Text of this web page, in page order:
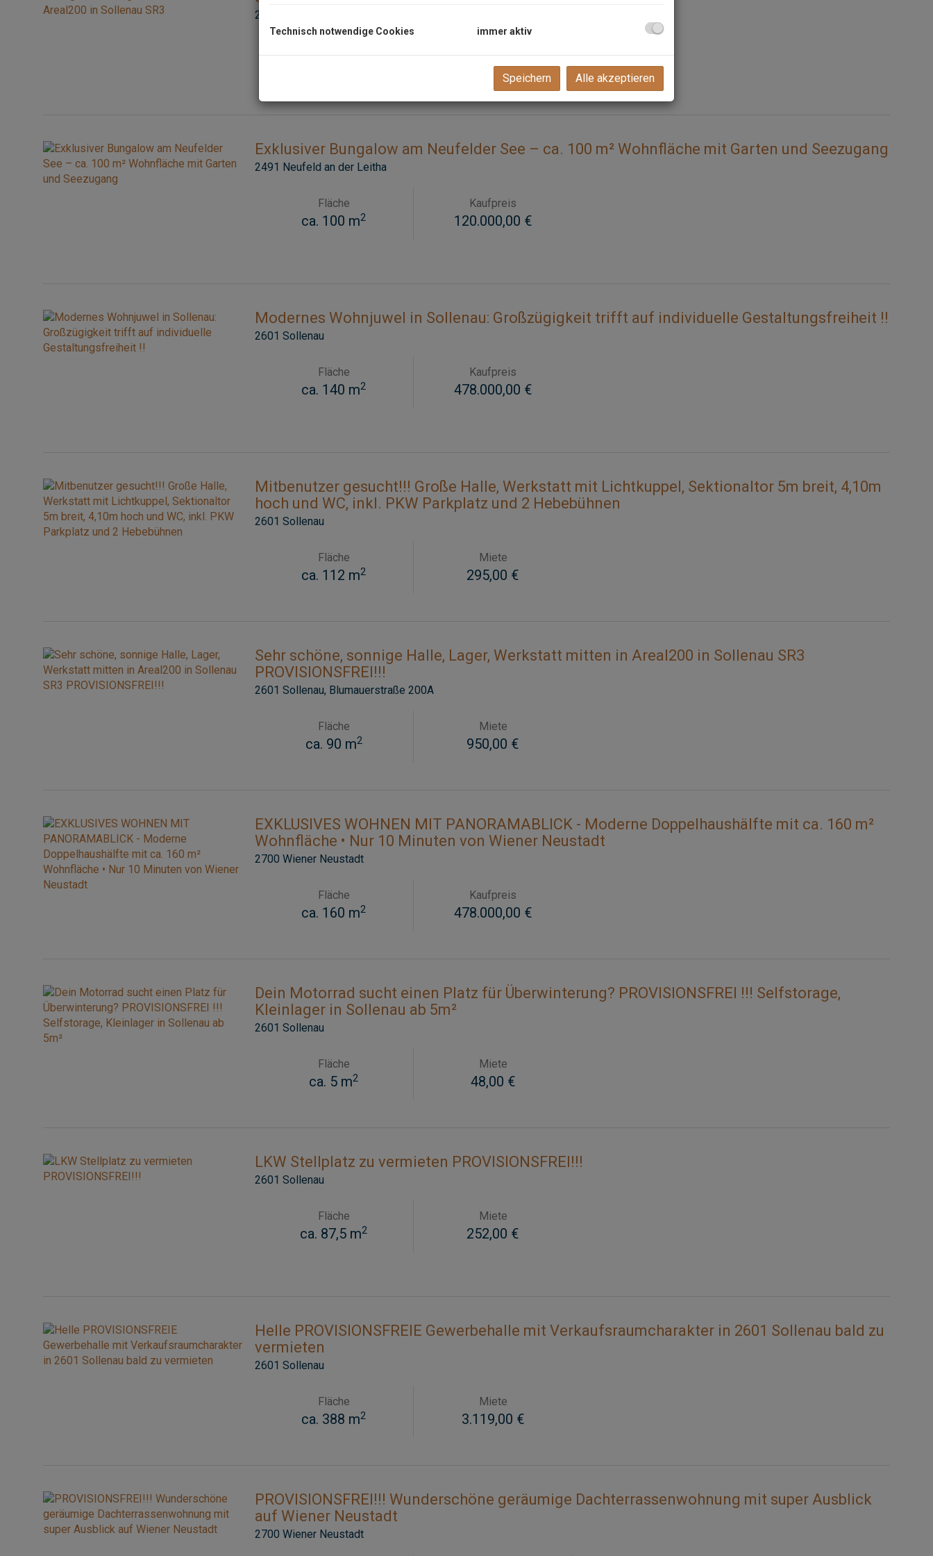
2601 Sollenau
950,00 €
Exklusiver Bungalow am Neufelder See – ca. 100 m² Wohnfläche mit Garten und Seezugang
2491 Neufeld an der Leitha
Fläche
ca. 100 m2
Kaufpreis
120.000,00 €
Modernes Wohnjuwel in Sollenau: Großzügigkeit trifft auf individuelle Gestaltungsfreiheit !!
2601 Sollenau
Fläche
ca. 140 m2
Kaufpreis
478.000,00 €
Mitbenutzer gesucht!!! Große Halle, Werkstatt mit Lichtkuppel, Sektionaltor 5m breit, 4,10m
hoch und WC, inkl. PKW Parkplatz und 2 Hebebühnen
2601 Sollenau
Fläche
ca. 112 m2
Miete
295,00 €
Sehr schöne, sonnige Halle, Lager, Werkstatt mitten in Areal200 in Sollenau SR3
PROVISIONSFREI!!!
2601 Sollenau, Blumauerstraße 200A
Fläche
ca. 90 m2
Miete
950,00 €
EXKLUSIVES WOHNEN MIT PANORAMABLICK - Moderne Doppelhaushälfte mit ca. 160 m²
Wohnfläche • Nur 10 Minuten von Wiener Neustadt
2700 Wiener Neustadt
Fläche
ca. 160 m2
Kaufpreis
478.000,00 €
Dein Motorrad sucht einen Platz für Überwinterung? PROVISIONSFREI !!! Selfstorage,
Kleinlager in Sollenau ab 5m²
2601 Sollenau
Fläche
ca. 5 m2
Miete
48,00 €
LKW Stellplatz zu vermieten PROVISIONSFREI!!!
2601 Sollenau
Fläche
ca. 87,5 m2
Miete
252,00 €
Helle PROVISIONSFREIE Gewerbehalle mit Verkaufsraumcharakter in 2601 Sollenau bald zu
vermieten
2601 Sollenau
Fläche
ca. 388 m2
Miete
3.119,00 €
PROVISIONSFREI!!! Wunderschöne geräumige Dachterrassenwohnung mit super Ausblick
auf Wiener Neustadt
2700 Wiener Neustadt
Technisch notwendige Cookies immer aktiv
Speichern Alle akzeptieren